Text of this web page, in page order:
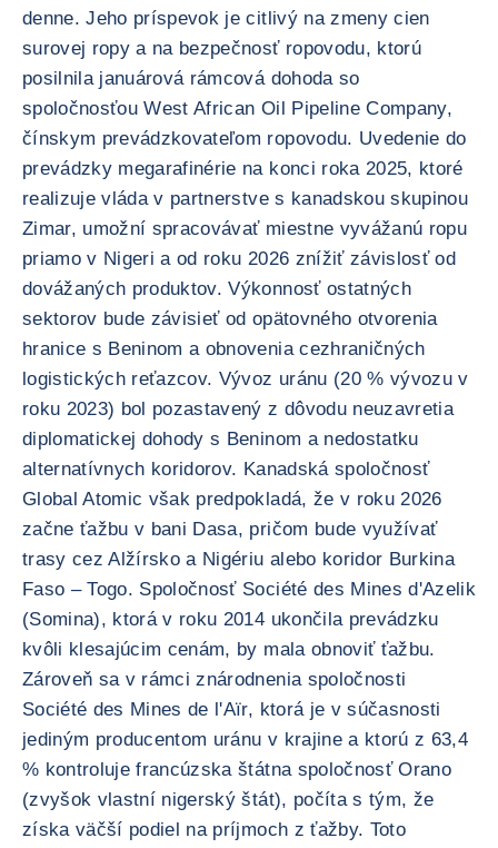
denne. Jeho príspevok je citlivý na zmeny cien
surovej ropy a na bezpečnosť ropovodu, ktorú
posilnila januárová rámcová dohoda so
spoločnosťou West African Oil Pipeline Company,
čínskym prevádzkovateľom ropovodu. Uvedenie do
prevádzky megarafinérie na konci roka 2025, ktoré
realizuje vláda v partnerstve s kanadskou skupinou
Zimar, umožní spracovávať miestne vyvážanú ropu
priamo v Nigeri a od roku 2026 znížiť závislosť od
dovážaných produktov. Výkonnosť ostatných
sektorov bude závisieť od opätovného otvorenia
hranice s Beninom a obnovenia cezhraničných
logistických reťazcov. Vývoz uránu (20 % vývozu v
roku 2023) bol pozastavený z dôvodu neuzavretia
diplomatickej dohody s Beninom a nedostatku
alternatívnych koridorov. Kanadská spoločnosť
Global Atomic však predpokladá, že v roku 2026
začne ťažbu v bani Dasa, pričom bude využívať
trasy cez Alžírsko a Nigériu alebo koridor Burkina
Faso – Togo. Spoločnosť Société des Mines d'Azelik
(Somina), ktorá v roku 2014 ukončila prevádzku
kvôli klesajúcim cenám, by mala obnoviť ťažbu.
Zároveň sa v rámci znárodnenia spoločnosti
Société des Mines de l'Aïr, ktorá je v súčasnosti
jediným producentom uránu v krajine a ktorú z 63,4
% kontroluje francúzska štátna spoločnosť Orano
(zvyšok vlastní nigerský štát), počíta s tým, že
získa väčší podiel na príjmoch z ťažby. Toto